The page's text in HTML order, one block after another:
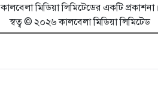
কালবেলা মিডিয়া লিমিটেডের একটি প্রকাশনা।
স্বত্ব © ২০২৬ কালবেলা মিডিয়া লিমিটেড